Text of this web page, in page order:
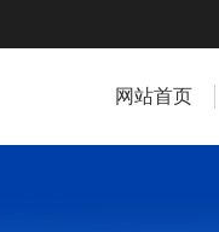
网站首页